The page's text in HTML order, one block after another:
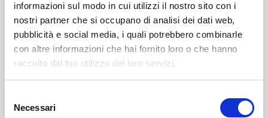
informazioni sul modo in cui utilizzi il nostro sito con i
nostri partner che si occupano di analisi dei dati web,
pubblicità e social media, i quali potrebbero combinarle
con altre informazioni che hai fornito loro o che hanno
raccolto dal tuo utilizzo dei loro servizi.
delNecessari
Leggi il necrologio qui:
https://www.onoranzefunebrisof.it/memorials/anna-
morelli-ved-ortensio/
Sondrio Necrologi